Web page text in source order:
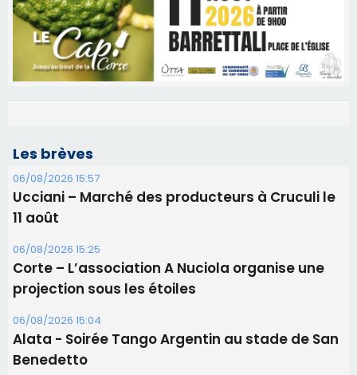
Les brèves
06/08/2026 15:57
Ucciani – Marché des producteurs à Cruculi le
11 août